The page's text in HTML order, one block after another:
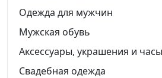
Одежда для мужчин
Мужская обувь
Аксессуары, украшения и часы
Свадебная одежда